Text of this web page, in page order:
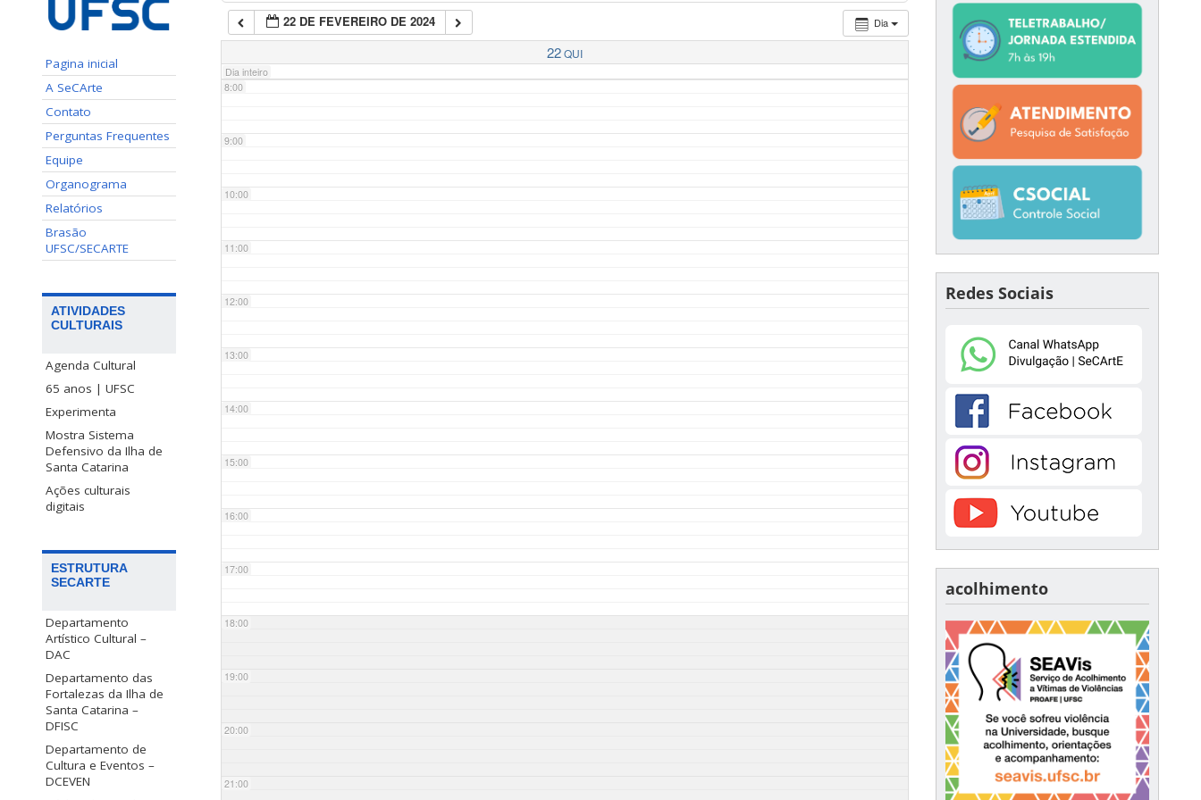
Pagina inicial
A SeCArte
Contato
Perguntas Frequentes
Equipe
Organograma
Relatórios
Brasão
UFSC/SECARTE
ATIVIDADES
CULTURAIS
Agenda Cultural
65 anos | UFSC
Experimenta
Mostra Sistema
Defensivo da Ilha de
Santa Catarina
Ações culturais
digitais
ESTRUTURA
SECARTE
Departamento
Artístico Cultural –
DAC
Departamento das
Fortalezas da Ilha de
Santa Catarina –
DFISC
Departamento de
Cultura e Eventos –
DCEVEN
Dia
22 DE FEVEREIRO DE 2024
22QUI
Dia inteiro
7:00
8:00
9:00
10:00
11:00
12:00
13:00
14:00
15:00
16:00
17:00
18:00
19:00
20:00
21:00
Redes Sociais
acolhimento